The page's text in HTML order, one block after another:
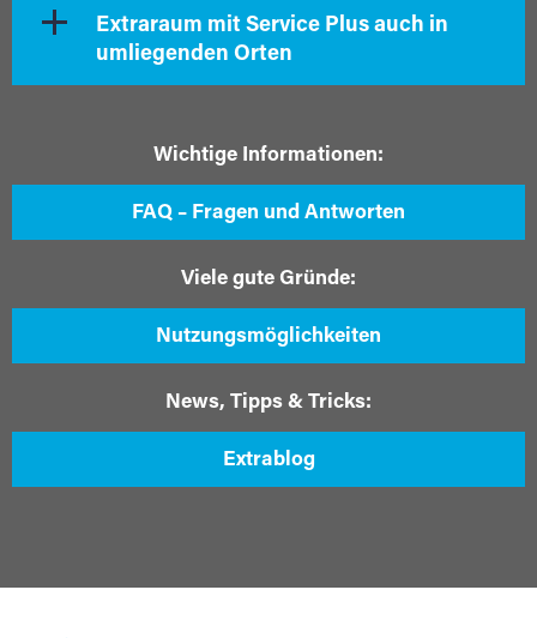
Extraraum mit Service Plus auch in
umliegenden Orten
Wichtige Informationen:
FAQ – Fragen und Antworten
Viele gute Gründe:
Nutzungsmöglichkeiten
News, Tipps & Tricks:
Extrablog